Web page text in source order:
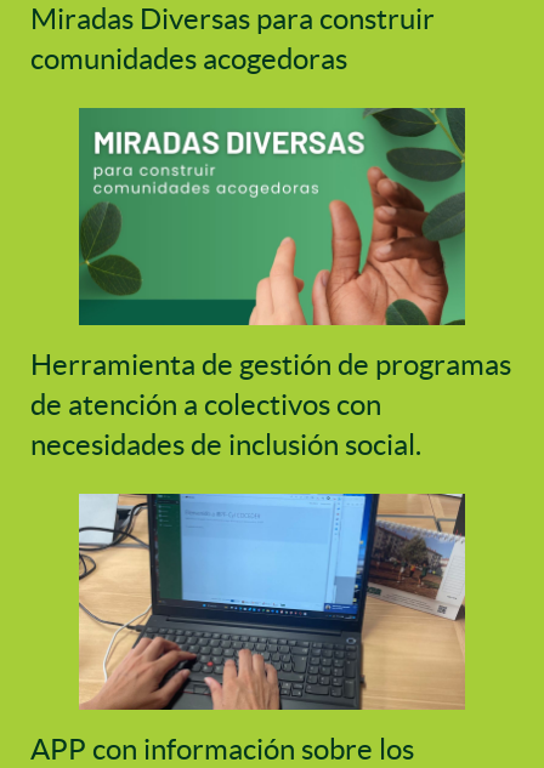
Miradas Diversas para construir
comunidades acogedoras
Herramienta de gestión de programas
de atención a colectivos con
necesidades de inclusión social.
APP con información sobre los